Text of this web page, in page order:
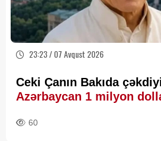
23:23 / 07 Avqust 2026
Ceki Çanın Bakıda
Azərbaycan 1 milyon
60